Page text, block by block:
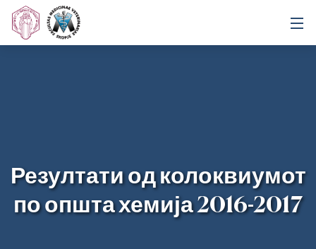
Резултати од колоквиумот
по општа хемија 2016-2017